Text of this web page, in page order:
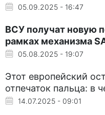
05.09.2025 - 16:47
ВСУ получат новую
рамках механизма
05.08.2025 - 19:07
Этот европейский
отпечаток пальца: в
14.07.2025 - 09:01